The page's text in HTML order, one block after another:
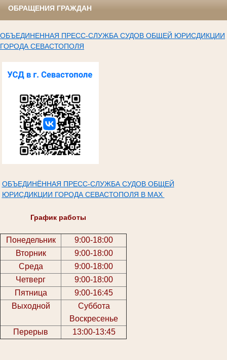
ОБРАЩЕНИЯ ГРАЖДАН
ОБЪЕДИНЕННАЯ ПРЕСС-СЛУЖБА СУДОВ ОБЩЕЙ ЮРИСДИКЦИИ
ГОРОДА СЕВАСТОПОЛЯ
ОБЪЕДИНЁННАЯ ПРЕСС-СЛУЖБА СУДОВ ОБЩЕЙ
ЮРИСДИКЦИИ ГОРОДА СЕВАСТОПОЛЯ В МАХ
График работы
Понедельник
9:00-18:00
Вторник
9:00-18:00
Среда
9:00-18:00
Четверг
9:00-18:00
Пятница
9:00-16:45
Выходной
Суббота
Воскресенье
Перерыв
13:00-13:45